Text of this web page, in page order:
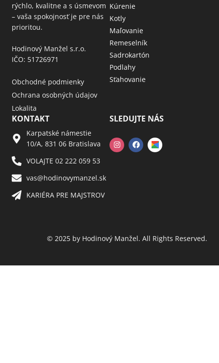
rýchlo, kvalitne a s úsmevom
– vaša spokojnosť je pre nás
prioritou.
Hodinový Manžel s.r.o.
IČO: 51726971
Obchodné podmienky
Ochrana osobných údajov
Lokalita
Kúrenie
Kotly
Maľovanie
Remeselník
Sadrokartón
Podlahy
Sťahovanie
KONTAKT
Karpatské námestie
10/A, 831 06 Bratislava
VOLAJTE 02 222 059 53​
vas@hodinovymanzel.sk​
KARIÉRA PRE MAJSTROV​
SLEDUJTE NÁS
© 2025 by Hodinový Manžel. All Rights Reserved.